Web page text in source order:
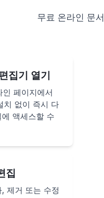
무료 온라인 문
집기 열기
페이지에서
치 없이 즉시 다
액세스할 수
집
제거 또는 수정